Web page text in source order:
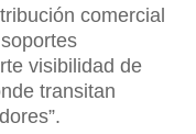
comercial
visibilidad de
transitan